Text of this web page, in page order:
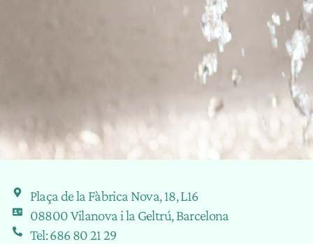
Plaça de la Fàbrica Nova, 18, L16
08800 Vilanova i la Geltrú, Barcelona
Tel: 686 80 21 29